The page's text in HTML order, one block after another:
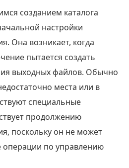
созданием каталога
настройки
Она возникает, когда
пытается создать
выходных файлов. Обычно
места или в
специальные
продолжению
поскольку он не может
по управлению